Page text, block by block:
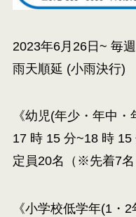
2023年6月26日~ 毎
雨天順延 (小雨決行)
《幼児(年少・年中・
17 時 15 分~18 時 15
定員20名（※先着7名
《小学校低学年(1・2